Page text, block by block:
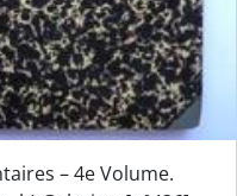
– 4e Volume.